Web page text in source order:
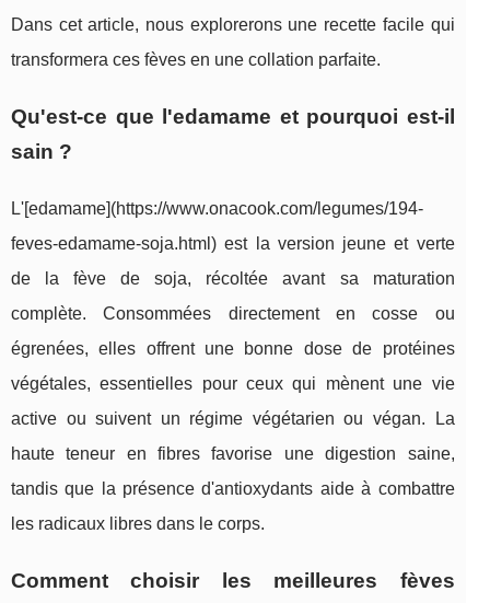
Dans cet article, nous explorerons une recette facile qui
transformera ces fèves en une collation parfaite.
Qu'est-ce que l'edamame et pourquoi est-il
sain ?
L'[edamame](https://www.onacook.com/legumes/194-
feves-edamame-soja.html) est la version jeune et verte
de la fève de soja, récoltée avant sa maturation
complète. Consommées directement en cosse ou
égrenées, elles offrent une bonne dose de protéines
végétales, essentielles pour ceux qui mènent une vie
active ou suivent un régime végétarien ou végan. La
haute teneur en fibres favorise une digestion saine,
tandis que la présence d'antioxydants aide à combattre
les radicaux libres dans le corps.
Comment choisir les meilleures fèves